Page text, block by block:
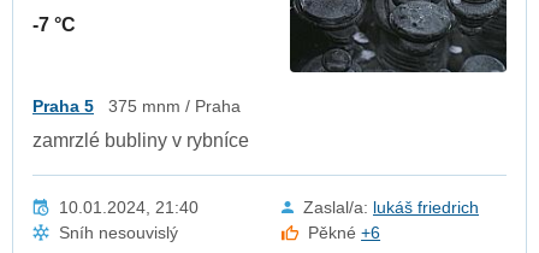
-7 °C
Praha 5 375 mnm / Praha
zamrzlé bubliny v rybníce
10.01.2024, 21:40 Zaslal/a: lukáš friedrich
Sníh nesouvislý
Pěkné+6